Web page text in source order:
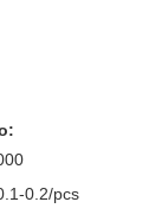
0.2/pcs